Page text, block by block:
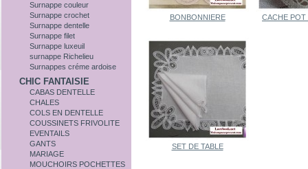
Surnappe couleur
Surnappe crochet
Surnappe dentelle
Surnappe filet
Surnappe luxeuil
surnappe Richelieu
Surnappes créme ardoise
CHIC FANTAISIE
CABAS DENTELLE
CHALES
COLS EN DENTELLE
COUSSINETS FRIVOLITE
EVENTAILS
GANTS
MARIAGE
MOUCHOIRS POCHETTES
BONBONNIERE CACHE
SET DE TABLE